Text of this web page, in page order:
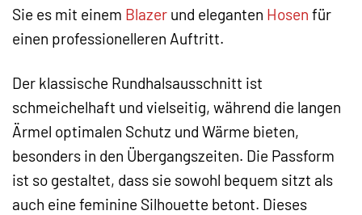
Sie es mit einem Blazer und eleganten Hosen für
einen professionelleren Auftritt.
Der klassische Rundhalsausschnitt ist
schmeichelhaft und vielseitig, während die langen
Ärmel optimalen Schutz und Wärme bieten,
besonders in den Übergangszeiten. Die Passform
ist so gestaltet, dass sie sowohl bequem sitzt als
auch eine feminine Silhouette betont. Dieses